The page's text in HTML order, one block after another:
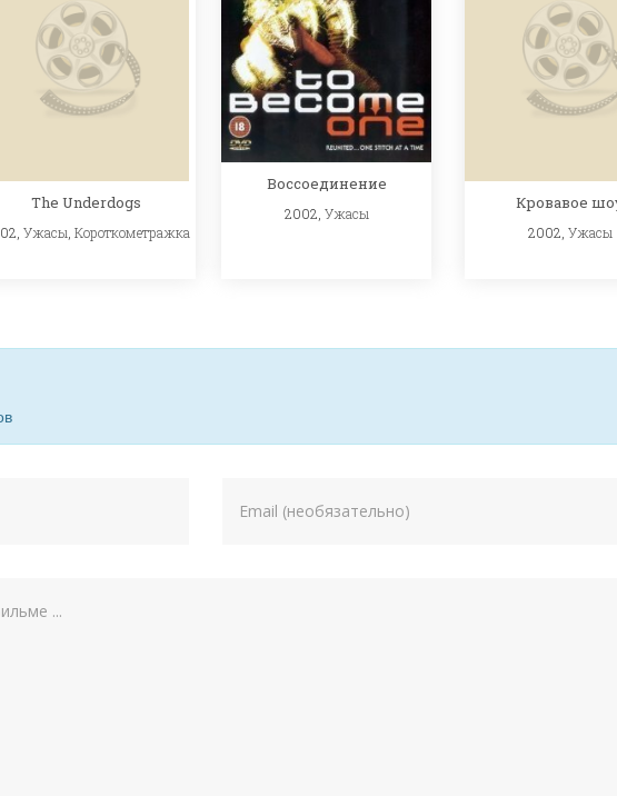
The Underdogs
Ужасы, Короткометражка
Воссоединение
2002, Ужасы
Кровавое
2002, Ужасы